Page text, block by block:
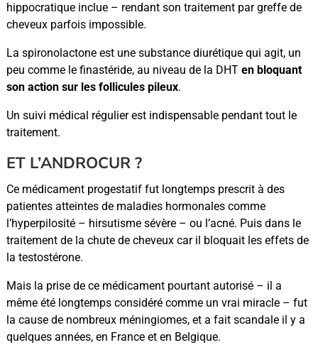
hippocratique inclue – rendant son traitement par greffe de
cheveux parfois impossible.
La spironolactone est une substance diurétique qui agit, un
peu comme le finastéride, au niveau de la DHT en bloquant
son action sur les follicules pileux.
Un suivi médical régulier est indispensable pendant tout le
traitement.
ET L’ANDROCUR ?
Ce médicament progestatif fut longtemps prescrit à des
patientes atteintes de maladies hormonales comme
l’hyperpilosité – hirsutisme sévère – ou l’acné. Puis dans le
traitement de la chute de cheveux car il bloquait les effets de
la testostérone.
Mais la prise de ce médicament pourtant autorisé – il a
même été longtemps considéré comme un vrai miracle – fut
la cause de nombreux méningiomes, et a fait scandale il y a
quelques années, en France et en Belgique.